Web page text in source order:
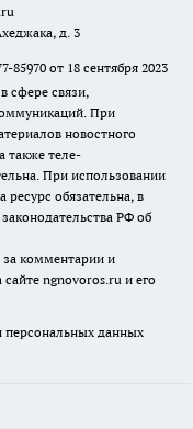
д. 3
85970 от 18 сентября 2023
сфере связи,
При
новостного
также теле-
При использовании
обязательна, в
РФ об
за комментарии и
ngnovoros.ru и его
персональных данных